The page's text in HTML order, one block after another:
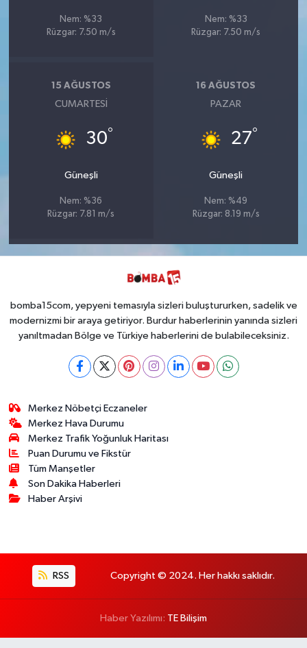
Nem: %33
Rüzgar: 7.50 m/s
Nem: %33
Rüzgar: 7.50 m/s
15 AĞUSTOS
CUMARTESI
30°
Güneşli
Nem: %36
Rüzgar: 7.81 m/s
16 AĞUSTOS
PAZAR
27°
Güneşli
Nem: %49
Rüzgar: 8.19 m/s
bomba15com, yepyeni temasıyla sizleri buluştururken, sadelik ve
modernizmi bir araya getiriyor. Burdur haberlerinin yanında sizleri
yanıltmadan Bölge ve Türkiye haberlerini de bulabileceksiniz.
Merkez Nöbetçi Eczaneler
Merkez Hava Durumu
Merkez Trafik Yoğunluk Haritası
Puan Durumu ve Fikstür
Tüm Manşetler
Son Dakika Haberleri
Haber Arşivi
RSS Copyright © 2024. Her hakkı saklıdır.
Haber Yazılımı: TE Bilişim